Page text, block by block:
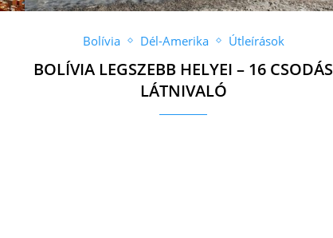
Bolívia Dél-Amerika Útleírások
BOLÍVIA LEGSZEBB HELYEI – 16 CSODÁS
LÁTNIVALÓ